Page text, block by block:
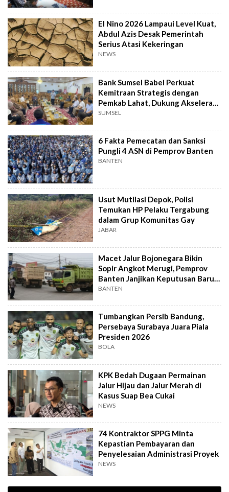
El Nino 2026 Lampaui Level Kuat,
Abdul Azis Desak Pemerintah
Serius Atasi Kekeringan
NEWS
Bank Sumsel Babel Perkuat
Kemitraan Strategis dengan
Pemkab Lahat, Dukung Akselerasi
Ekonomi Daerah
SUMSEL
6 Fakta Pemecatan dan Sanksi
Pungli 4 ASN di Pemprov Banten
BANTEN
Usut Mutilasi Depok, Polisi
Temukan HP Pelaku Tergabung
dalam Grup Komunitas Gay
JABAR
Macet Jalur Bojonegara Bikin
Sopir Angkot Merugi, Pemprov
Banten Janjikan Keputusan Baru 4
Hari Lagi
BANTEN
Tumbangkan Persib Bandung,
Persebaya Surabaya Juara Piala
Presiden 2026
BOLA
KPK Bedah Dugaan Permainan
Jalur Hijau dan Jalur Merah di
Kasus Suap Bea Cukai
NEWS
74 Kontraktor SPPG Minta
Kepastian Pembayaran dan
Penyelesaian Administrasi Proyek
NEWS